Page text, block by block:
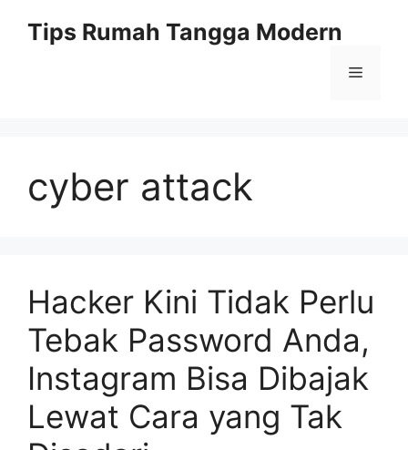
Tips Rumah Tangga Modern
Menu
cyber attack
Hacker Kini Tidak Perlu
Tebak Password Anda,
Instagram Bisa Dibajak
Lewat Cara yang Tak